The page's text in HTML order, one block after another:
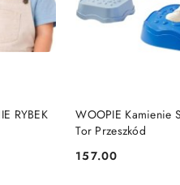
RYBEK
WOOPIE Kamienie
Tor Przeszkód
Cena:
157.00